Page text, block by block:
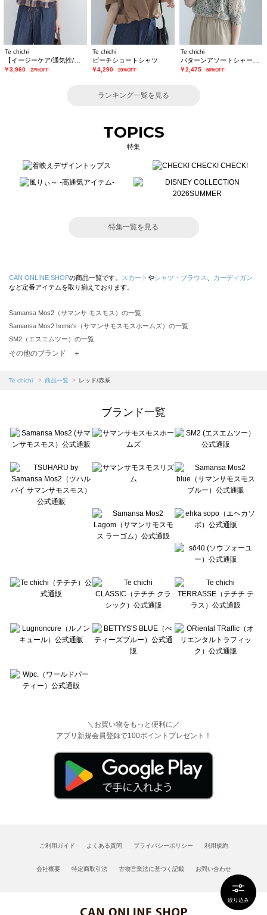
絞り込み
Te chichi
￥3,960 -27%OFF-
Te chichi
ピーチショートシャツ
￥4,290 -20%OFF-
Te chichi
￥2,475 -50%OFF-
ランキング一覧を見る
TOPICS
特集
特集一覧を見る
CAN ONLINE SHOPの商品一覧です。 スカート やシャツ・ブラウス
カーディガン
など定番アイテムを取り揃えております。
Samansa Mos2（サマンサ モスモス）の一覧
Samansa Mos2 home's（サマンサモスモスホームズ）の一覧
SM2（エスエムツー）の一覧
TSUHARU by Samansa Mos2（ツハルバイサマンサモスモス）の一覧
Samansa Mos2 blue（サマンサモスモス ブルー）の一覧
Te chichi（テチチ）の一覧
Te chichi CLASSIC（テチチ クラシック）の一覧
Lugnoncure（ルノンキュール）の一覧
BETTY'S BLUE（べティーズブルー）の一覧
Wpc.（ワールドパーティー）の一覧
その他のブランド ＋
Te chichi 商品一覧 レッド/赤系
ブランド一覧
＼お買い物をもっと便利に／
アプリ新規会員登録で100ポイントプレゼント！
ご利用ガイド よくある質問 プライバシーポリシー 利用規約
会社概要 特定商取引法 古物営業法に基づく記載 お問い合わせ